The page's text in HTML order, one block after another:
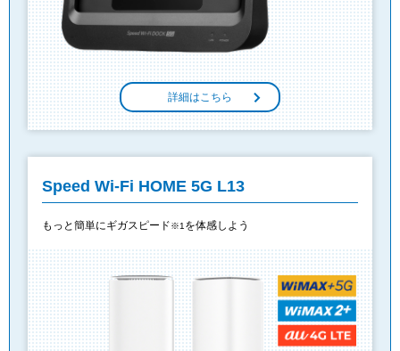
詳細はこちら
Speed Wi-Fi HOME 5G L13
もっと簡単にギガスピード※1 を体感しよう